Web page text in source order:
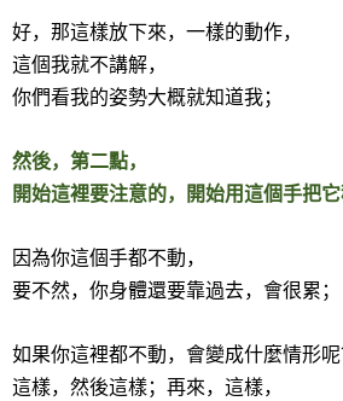
好，那這樣放下來，一樣的動作，
這個我就不講解，
你們看我的姿勢大概就知道我；
然後，第二點，
開始這裡要注意的，開始用這個手把它
因為你這個手都不動，
要不然，你身體還要靠過去，會很累；
如果你這裡都不動，會變成什麼情形呢
這樣，然後這樣；再來，這樣，